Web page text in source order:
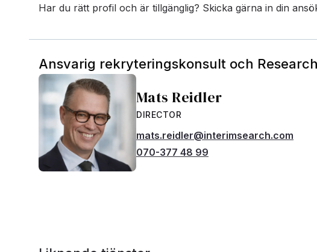
Har du rätt profil och är tillgänglig? Skicka gärna in din
Ansvarig rekryteringskonsult och
Mats Reidler
DIRECTOR
mats.reidler@interimsearch.com
070-377 48 99